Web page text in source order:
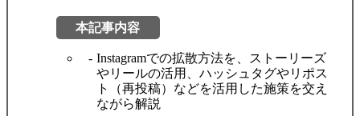
本記事内容
Instagramでの拡散方法を、ストーリーズ
やリールの活用、ハッシュタグやリポス
ト（再投稿）などを活用した施策を交え
ながら解説